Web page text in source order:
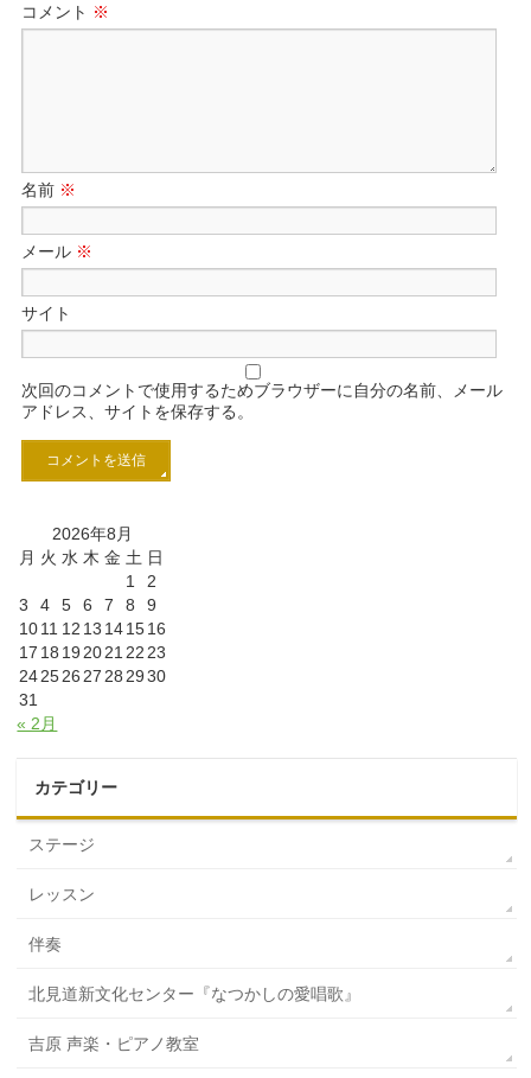
コメント ※
名前 ※
メール ※
サイト
次回のコメントで使用するためブラウザーに自分の名前、メール
アドレス、サイトを保存する。
2026年8月
月 火 水 木 金 土 日
1
2
3
4 5 6 7 8
9
1011 12 13 141516
17 18 19 2021 22 23
242526 27 28 29 30
31
« 2月
カテゴリー
ステージ
レッスン
伴奏
北見道新文化センター『なつかしの愛唱歌』
吉原 声楽・ピアノ教室